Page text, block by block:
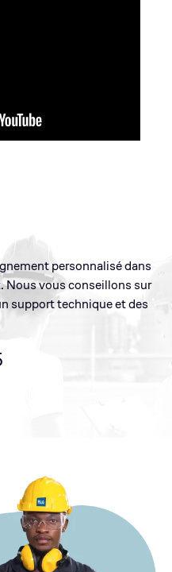
personnalisé dans
Nous vous conseillons sur
support technique et des